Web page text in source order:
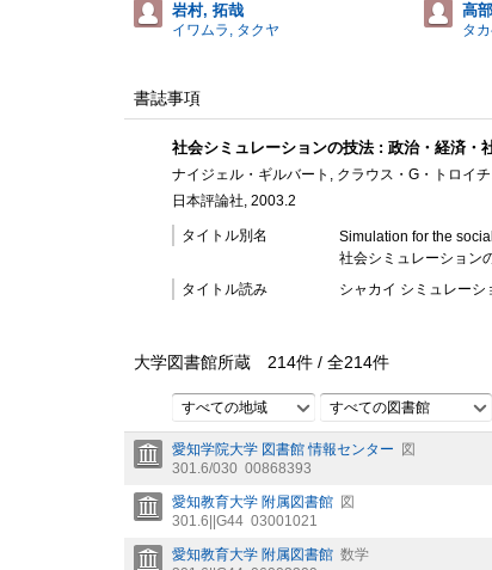
岩村, 拓哉
イワムラ, タクヤ
高
タ
書誌事項
社会シミュレーションの技法 : 政治・経済・
ナイジェル・ギルバート, クラウス・G・トロイ
日本評論社, 2003.2
タイトル別名
Simulation for the
社会シミュレーション
タイトル読み
シャカイ シミュレーシ
大学図書館所蔵 214件 / 全214件
すべての地域 すべての図書館
愛知学院大学 図書館 情報センター
図
301.6/030 00868393
愛知教育大学 附属図書館 図
301.6||G44 03001021
愛知教育大学 附属図書館 数学